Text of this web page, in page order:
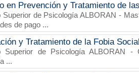
en Prevención y Tratamiento de
Superior de Psicología ALBORAN -
de pago ...
y Tratamiento de la Fobia
Superior de Psicología ALBORAN -
...